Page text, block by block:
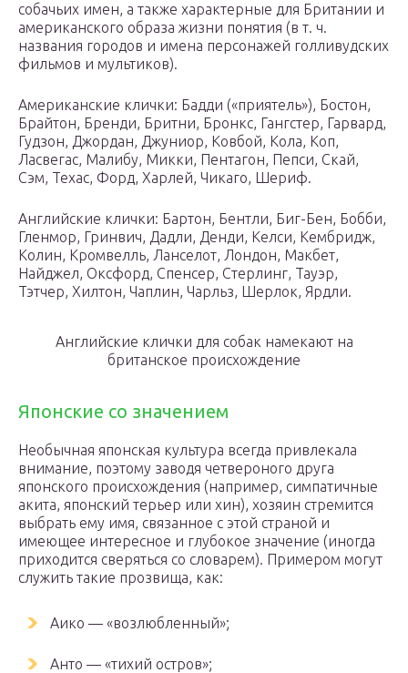
собачьих имен, а также характерные для Британии и
американского образа жизни понятия (в т. ч.
названия городов и имена персонажей голливудских
фильмов и мультиков).
Американские клички: Бадди («приятель»), Бостон,
Брайтон, Бренди, Бритни, Бронкс, Гангстер, Гарвард,
Гудзон, Джордан, Джуниор, Ковбой, Кола, Коп,
Ласвегас, Малибу, Микки, Пентагон, Пепси, Скай,
Сэм, Техас, Форд, Харлей, Чикаго, Шериф.
Английские клички: Бартон, Бентли, Биг-Бен, Бобби,
Гленмор, Гринвич, Дадли, Денди, Келси, Кембридж,
Колин, Кромвелль, Ланселот, Лондон, Макбет,
Найджел, Оксфорд, Спенсер, Стерлинг, Тауэр,
Тэтчер, Хилтон, Чаплин, Чарльз, Шерлок, Ярдли.
Английские клички для собак намекают на
британское происхождение
Японские со значением
Необычная японская культура всегда привлекала
внимание, поэтому заводя четвероного друга
японского происхождения (например, симпатичные
акита, японский терьер или хин), хозяин стремится
выбрать ему имя, связанное с этой страной и
имеющее интересное и глубокое значение (иногда
приходится сверяться со словарем). Примером могут
служить такие прозвища, как:
Аико — «возлюбленный»;
Анто — «тихий остров»;